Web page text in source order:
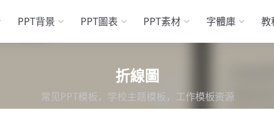
PPT背景 PPT圖表 PPT素材 字體庫 教
折線圖
常见PPT模板，学校主题模板，工作模板资源